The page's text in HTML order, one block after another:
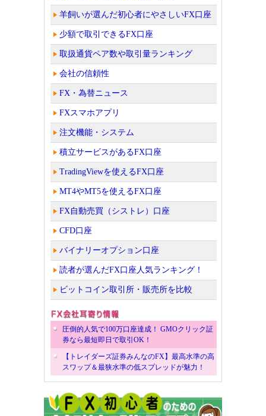
羊飼いが選んだ初心者にやさしいFX口座
少額で取引できるFX口座
取扱通貨ペア数や取引量ランキング
会社の信頼性
FX・為替ニュース
FXスマホアプリ
注文機能・システム
積立サービスがあるFX口座
TradingViewを使えるFX口座
MT4やMT5を使えるFX口座
FX自動売買（シストレ）口座
CFD口座
バイナリーオプション口座
読者が選んだFX口座人気ランキング！
ビットコイン取引所・販売所を比較
圧倒的人気で100万口座達成！ GMOクリック証
券なら最短即日で取引OK！
【トレイダーズ証券みんなのFX】最高水準の高
スワップ＆最狭水準の低スプレッドが魅力！